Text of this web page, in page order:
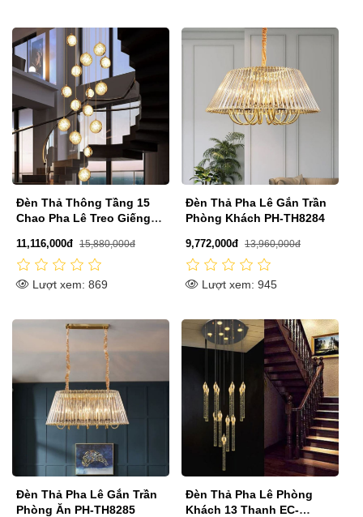
Đèn Thả Thông Tầng 15
Chao Pha Lê Treo Giếng
11,116,000đ 15,880,000đ
Lượt xem: 869
Đèn Thả Pha Lê Gắn Trần
Phòng Khách PH-TH8284
9,772,000đ 13,960,000đ
Lượt xem: 945
Đèn Thả Pha Lê Gắn Trần
Phòng Ăn PH-TH8285
Đèn Thả Pha Lê Phòng
Khách 13 Thanh EC-